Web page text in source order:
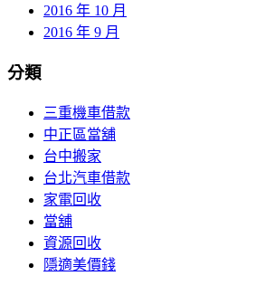
2016 年 10 月
2016 年 9 月
分類
三重機車借款
中正區當舖
台中搬家
台北汽車借款
家電回收
當舖
資源回收
隱適美價錢